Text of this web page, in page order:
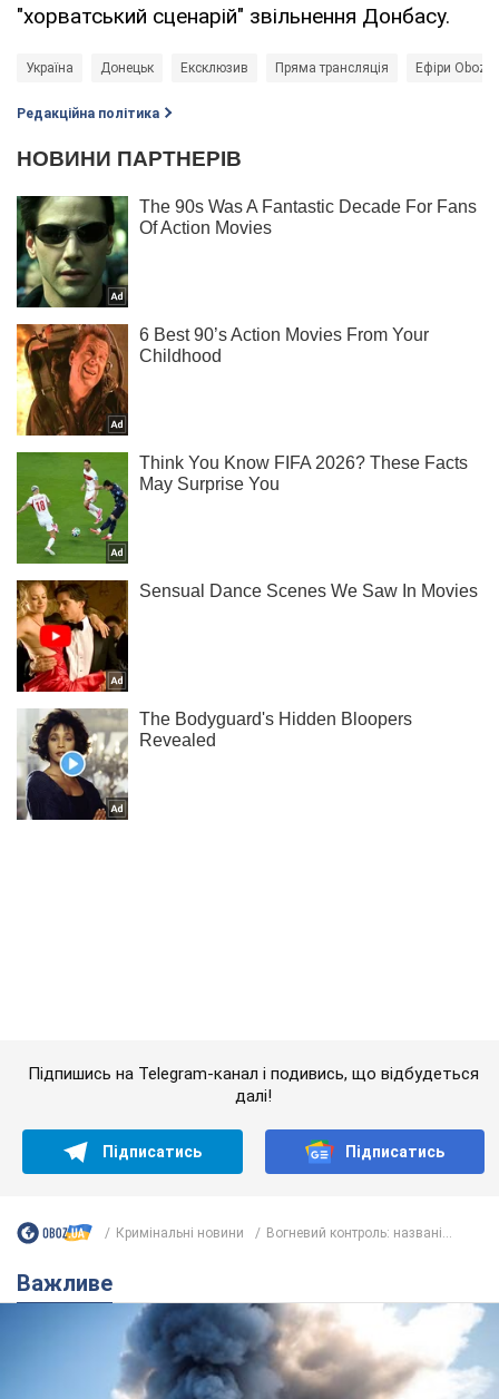
"хорватський сценарій" звільнення Донбасу.
Україна Донецьк Ексклюзив Пряма трансляція Ефіри
Редакційна політика
Важливе
"У мене для росіян погані новини": Селезньов
припустив, чим закінчиться "війна складів"